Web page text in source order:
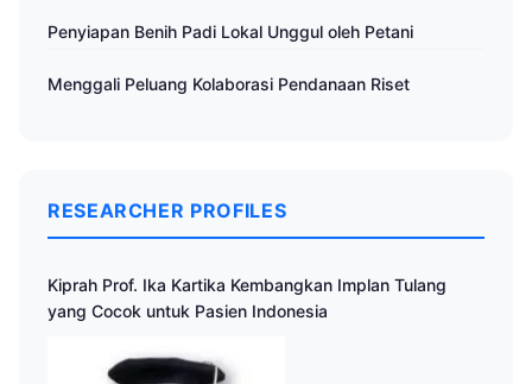
Penyiapan Benih Padi Lokal Unggul oleh Petani
Menggali Peluang Kolaborasi Pendanaan Riset
RESEARCHER PROFILES
Kiprah Prof. Ika Kartika Kembangkan Implan Tulang
yang Cocok untuk Pasien Indonesia